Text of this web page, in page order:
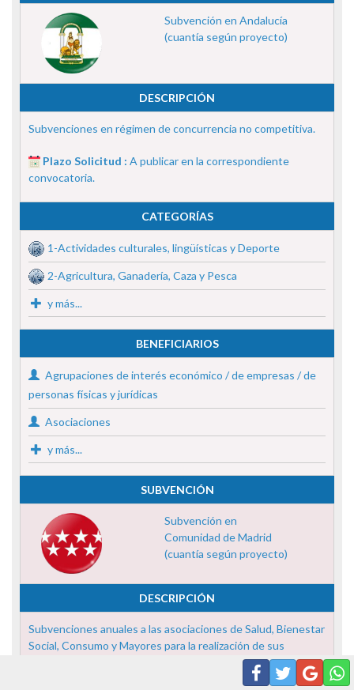
Subvención en Andalucía
(cuantía según proyecto)
DESCRIPCIÓN
Subvenciones en régimen de concurrencia no competitiva.
Plazo Solicitud : A publicar en la correspondiente
convocatoria.
CATEGORÍAS
1-Actividades culturales, lingüísticas y Deporte
2-Agricultura, Ganadería, Caza y Pesca
y más...
BENEFICIARIOS
Agrupaciones de interés económico / de empresas / de
personas físicas y jurídicas
Asociaciones
y más...
SUBVENCIÓN
Subvención en
Comunidad de Madrid
(cuantía según proyecto)
DESCRIPCIÓN
Subvenciones anuales a las asociaciones de Salud, Bienestar
Social, Consumo y Mayores para la realización de sus